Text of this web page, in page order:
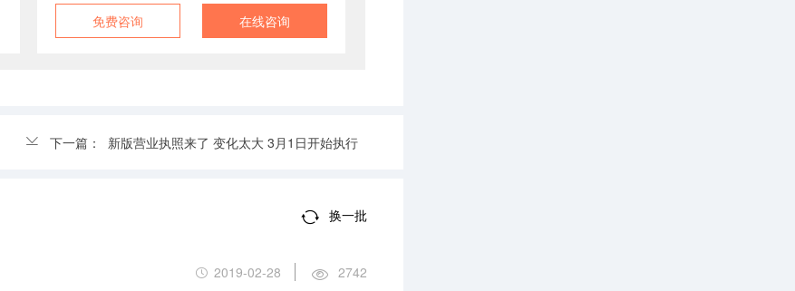
免费咨询 在线咨询
下一篇： 新版营业执照来了 变化太大 3月1日开始执行
换一批
2019-02-28 2742